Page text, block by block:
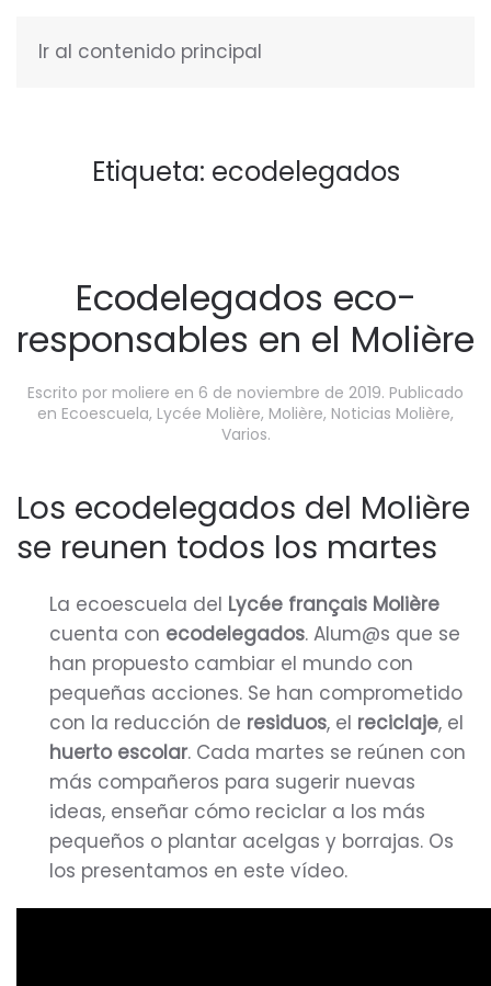
Ir al contenido principal
Etiqueta: ecodelegados
Ecodelegados eco-
responsables en el Molière
Escrito por moliere en 6 de noviembre de 2019. Publicado
en Ecoescuela, Lycée Molière, Molière, Noticias Molière,
Varios.
Los ecodelegados del Molière
se reunen todos los martes
La ecoescuela del Lycée français Molière
cuenta con ecodelegados. Alum@s que se
han propuesto cambiar el mundo con
pequeñas acciones. Se han comprometido
con la reducción de residuos, el reciclaje, el
huerto escolar. Cada martes se reúnen con
más compañeros para sugerir nuevas
ideas, enseñar cómo reciclar a los más
pequeños o plantar acelgas y borrajas. Os
los presentamos en este vídeo.